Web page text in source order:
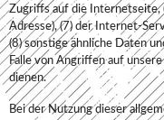
Zugriffs auf die
Adresse), (7) der Internet-
(8) sonstige ähnliche Daten
Falle von Angriffen auf
dienen.
Bei der Nutzung dieser